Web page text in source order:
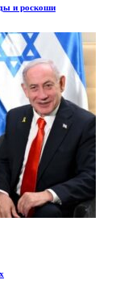
и роскоши